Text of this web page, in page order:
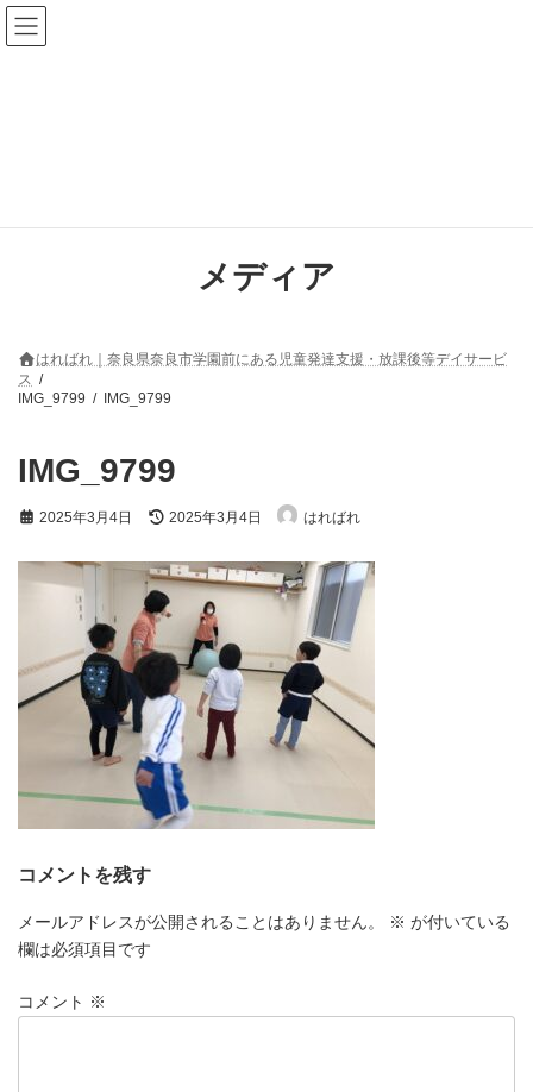
コ
ン
テ
ナ
ビ
ゲ
メディア
はればれ｜奈良県奈良市学園前にある児童発達支援・放課後等デイサービ
ス
IMG_9799
IMG_9799
IMG_9799
2025年3月4日
最
新
日
時
2025年3月4日 はればれ
コメントを残す
メールアドレスが公開されることはありません。 ※ が付いている
欄は必須項目です
コメント ※